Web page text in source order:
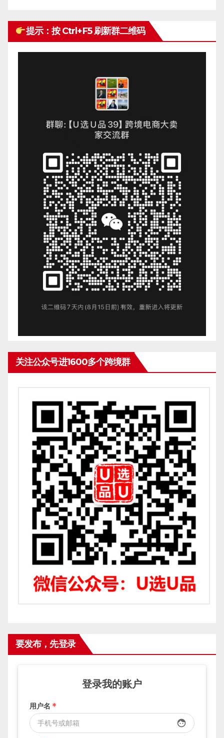
提示：按 Ctrl+F5 刷新群二维码
关注公众号进1600多个跨境群
要发布，先登录
登录我的账户
用户名 *
face